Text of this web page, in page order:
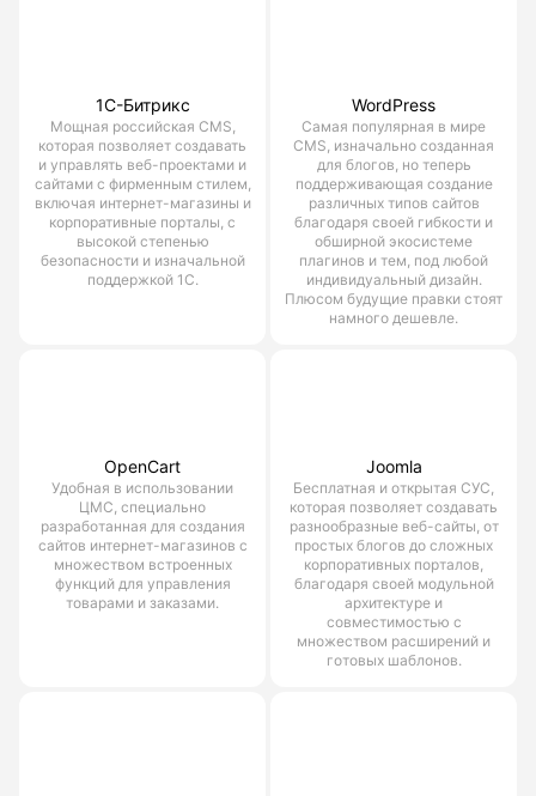
1С-Битрикс
Мощная российская CMS,
которая позволяет создавать
и управлять веб-проектами и
сайтами с фирменным стилем,
включая интернет-магазины и
корпоративные порталы, с
высокой степенью
безопасности и изначальной
поддержкой 1С.
WordPress
Самая популярная в мире
CMS, изначально созданная
для блогов, но теперь
поддерживающая создание
различных типов сайтов
благодаря своей гибкости и
обширной экосистеме
плагинов и тем, под любой
индивидуальный дизайн.
Плюсом будущие правки стоят
намного дешевле.
OpenCart
Удобная в использовании
ЦМС, специально
разработанная для создания
сайтов интернет-магазинов с
множеством встроенных
функций для управления
товарами и заказами.
Joomla
Бесплатная и открытая СУС,
которая позволяет создавать
разнообразные веб-сайты, от
простых блогов до сложных
корпоративных порталов,
благодаря своей модульной
архитектуре и
совместимостью с
множеством расширений и
готовых шаблонов.